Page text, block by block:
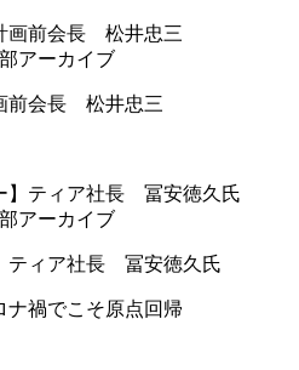
アーカイブ
前会長 松井忠三
アーカイブ
ティア社長 冨安徳久氏
ナ禍でこそ原点回帰